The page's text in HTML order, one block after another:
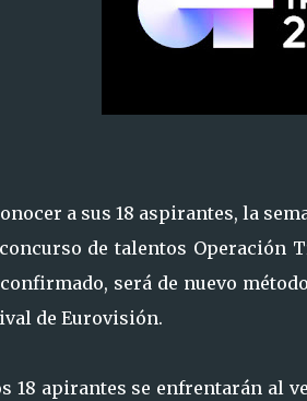
a sus 18 aspirantes, la
de talentos Operación
será de nuevo
de Eurovisión.
18 apirantes se enfrentarán al